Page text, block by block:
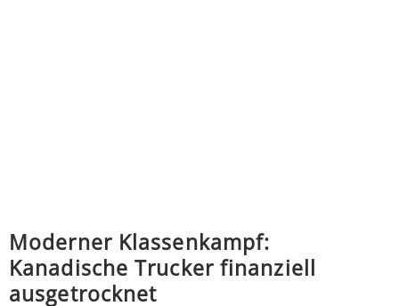
Moderner Klassenkampf:
Kanadische Trucker finanziell
ausgetrocknet